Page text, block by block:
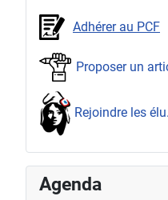
Adhérer au PCF
Proposer un
Rejoindre les
Agenda